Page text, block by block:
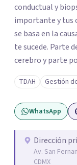
conductual y
importante y tus
se basa en la
te sucede. Parte
cerebro y parte
que te pasa.
que aprendas a
para que
un impacto en tu
desempeño
*Cambio de
TDAH Gestión
WhatsApp
Dirección
Av. San
CDMX